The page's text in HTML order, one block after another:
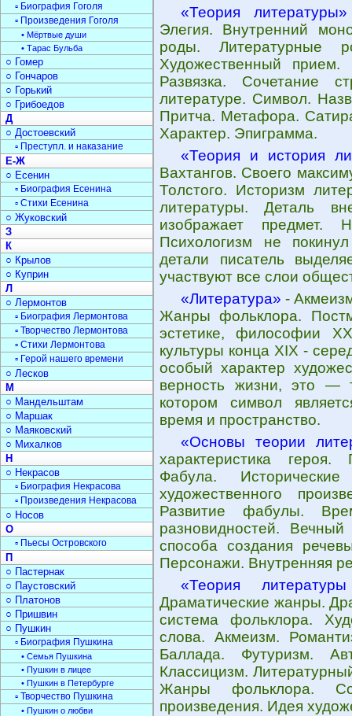
«Теория литературы»
Элегия. Внутренний
роды.
Художественный
Развязка. Сочетание
литературе. Символ.
Притча. Метафора.
Характер. Эпиграмма.
«Теория и история
Вахтангов. Своего
Толстого. Историзм
литературы. Деталь
изображает предмет.
Психологизм не
детали писатель
участвуют все слои
«Литература» -
Жанры фольклора.
эстетике, философии
культуры конца ХIХ -
особый характер
верность жизни, это —
котором символ
время и пространство.
«Основы теории
характеристика героя.
Фабула.
художественного
Развитие фабулы.
разновидностей.
способа создания
Персонажи. Внутренняя
«Теория
Драматические жанры.
система фольклора.
слова. Акмеизм.
Баллада. Футуризм.
Классицизм.
Жанры фольклора.
произведения. Идея
▫ Биография Гоголя
▫ Произведения Гоголя
• Мёртвые души
• Тарас Бульба
○ Гомер
○ Гончаров
○ Горький
○ Грибоедов
Д
○ Достоевский
▫ Преступл. и наказание
Е-Ж
○ Есенин
▫ Биография Есенина
▫ Стихи Есенина
○ Жуковский
З
К
○ Крылов
○ Куприн
Л
○ Лермонтов
▫ Биография Лермонтова
▫ Творчество Лермонтова
▫ Стихи Лермонтова
▫ Герой нашего времени
○ Лесков
М
○ Мандельштам
○ Маршак
○ Маяковский
○ Михалков
Н
○ Некрасов
▫ Биография Некрасова
▫ Произведения Некрасова
○ Носов
О
▫ Пьесы Островского
П
○ Пастернак
○ Паустовский
○ Платонов
○ Пришвин
○ Пушкин
▫ Биография Пушкина
• Семья Пушкина
• Пушкин в лицее
• Пушкин в Петербурге
▫ Творчество Пушкина
• Пушкин о любви